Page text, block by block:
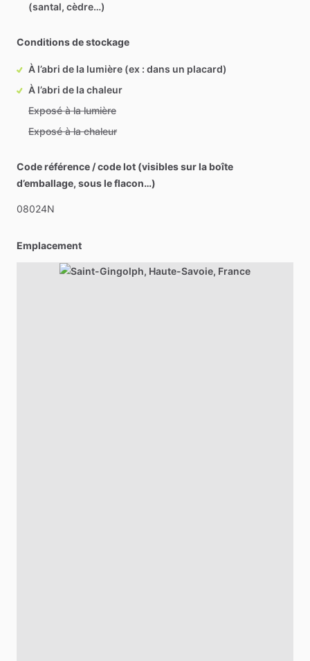
(santal, cèdre…)
Conditions de stockage
À l’abri de la lumière (ex : dans un placard)
À l’abri de la chaleur
Exposé à la lumière
Exposé à la chaleur
Code référence / code lot (visibles sur la boîte
d’emballage, sous le flacon…)
08024N
Emplacement